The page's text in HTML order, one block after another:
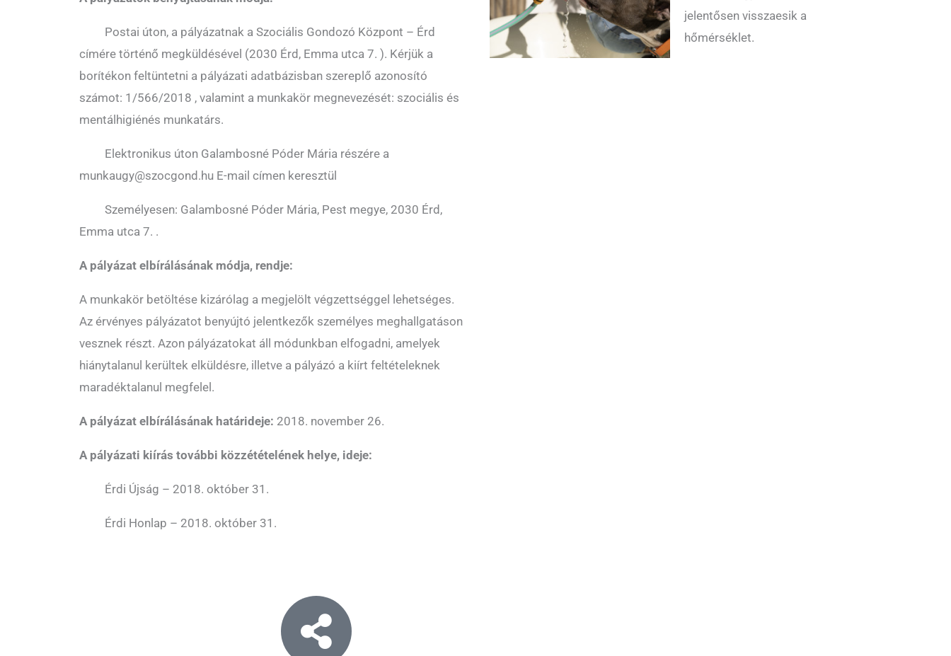
 Postai úton, a pályázatnak a Szociális Gondozó Központ – Érd
címére történő megküldésével (2030 Érd, Emma utca 7. ). Kérjük a
borítékon feltüntetni a pályázati adatbázisban szereplő azonosító
számot: 1/566/2018 , valamint a munkakör megnevezését: szociális és
mentálhigiénés munkatárs.
 Elektronikus úton Galambosné Póder Mária részére a
munkaugy@szocgond.hu E-mail címen keresztül
 Személyesen: Galambosné Póder Mária, Pest megye, 2030 Érd,
Emma utca 7. .
A pályázat elbírálásának módja, rendje:
A munkakör betöltése kizárólag a megjelölt végzettséggel lehetséges.
Az érvényes pályázatot benyújtó jelentkezők személyes meghallgatáson
vesznek részt. Azon pályázatokat áll módunkban elfogadni, amelyek
hiánytalanul kerültek elküldésre, illetve a pályázó a kiírt feltételeknek
maradéktalanul megfelel.
A pályázat elbírálásának határideje: 2018. november 26.
A pályázati kiírás további közzétételének helye, ideje:
 Érdi Újság – 2018. október 31.
 Érdi Honlap – 2018. október 31.
jelentősen visszaesik a
hőmérséklet.